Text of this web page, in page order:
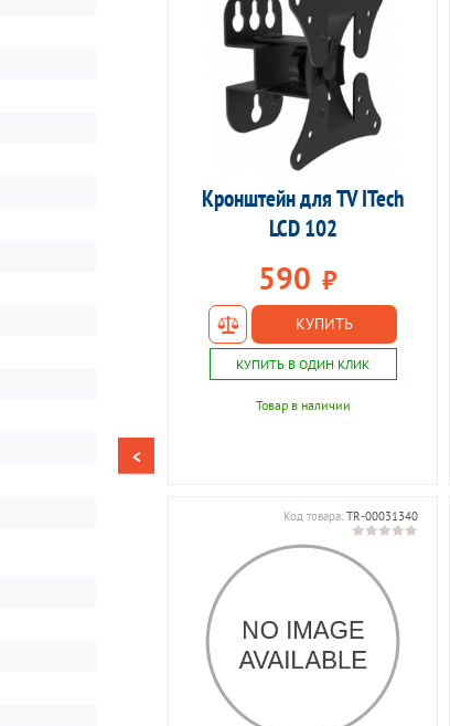
Кронштейн для TV ITech
LCD 102
590 ₽
КУПИТЬ
КУПИТЬ В ОДИН КЛИК
Товар в наличии
Код товара: TR-00031340
<
для TV ITech PTRB-44
1390